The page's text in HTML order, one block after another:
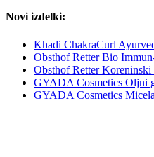
Novi izdelki:
Khadi ChakraCurl
Obsthof Retter Bio
Obsthof Retter Koreninski
GYADA Cosmetics Oljni
GYADA Cosmetics